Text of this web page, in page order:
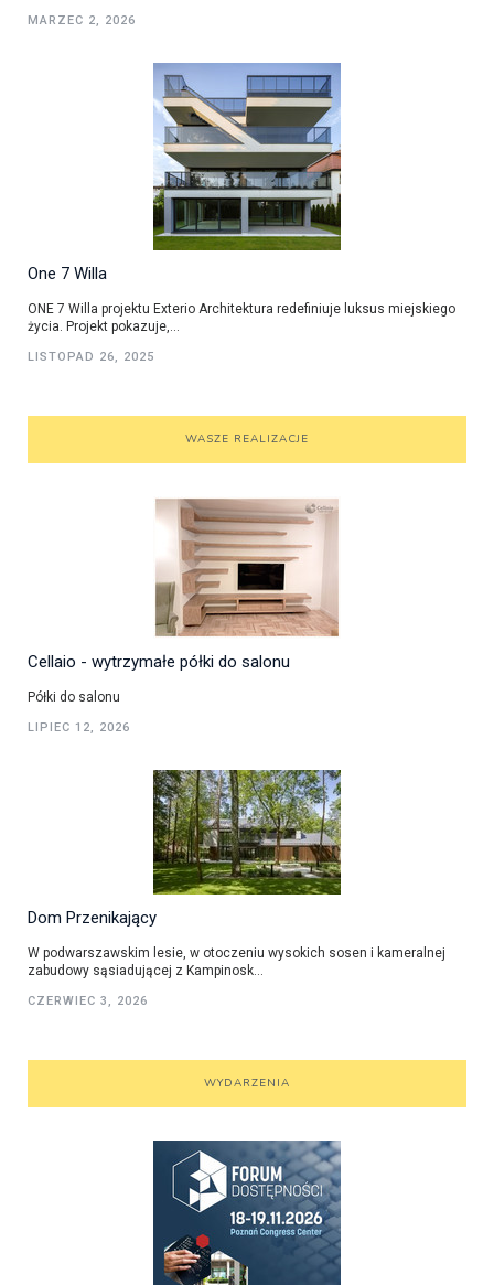
MARZEC 2, 2026
One 7 Willa
ONE 7 Willa projektu Exterio Architektura redefiniuje luksus miejskiego
życia. Projekt pokazuje,...
LISTOPAD 26, 2025
WASZE REALIZACJE
Cellaio - wytrzymałe półki do salonu
Półki do salonu
LIPIEC 12, 2026
Dom Przenikający
W podwarszawskim lesie, w otoczeniu wysokich sosen i kameralnej
zabudowy sąsiadującej z Kampinosk...
CZERWIEC 3, 2026
WYDARZENIA